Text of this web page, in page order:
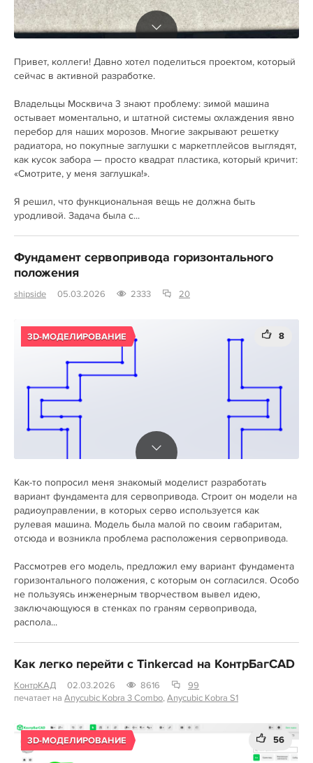
Привет, коллеги! Давно хотел поделиться проектом, который
сейчас в активной разработке.
Владельцы Москвича 3 знают проблему: зимой машина
остывает моментально, и штатной системы охлаждения явно
перебор для наших морозов. Многие закрывают решетку
радиатора, но покупные заглушки с маркетплейсов выглядят,
как кусок забора — просто квадрат пластика, который кричит:
«Смотрите, у меня заглушка!».
Я решил, что функциональная вещь не должна быть
уродливой. Задача была с...
Фундамент сервопривода горизонтального
положения
shipside 05.03.2026 2333 20
3D-МОДЕЛИРОВАНИЕ 8
Как-то попросил меня знакомый моделист разработать
вариант фундамента для сервопривода. Строит он модели на
радиоуправлении, в которых серво используется как
рулевая машина. Модель была малой по своим габаритам,
отсюда и возникла проблема расположения сервопривода.
Рассмотрев его модель, предложил ему вариант фундамента
горизонтального положения, с которым он согласился. Особо
не пользуясь инженерным творчеством вывел идею,
заключающуюся в стенках по граням сервопривода,
распола...
Как легко перейти с Tinkercad на КонтрБагCAD
КонтрКАД 02.03.2026 8616
99
печатает на Anycubic Kobra 3 Combo, Anycubic Kobra S1
3D-МОДЕЛИРОВАНИЕ 56